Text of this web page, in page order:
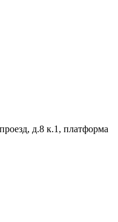
д.8 к.1, платформа